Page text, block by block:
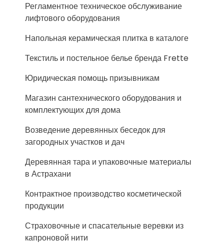
Регламентное техническое обслуживание
лифтового оборудования
Напольная керамическая плитка в каталоге
Текстиль и постельное белье бренда Frette
Юридическая помощь призывникам
Магазин сантехнического оборудования и
комплектующих для дома
Возведение деревянных беседок для
загородных участков и дач
Деревянная тара и упаковочные материалы
в Астрахани
Контрактное производство косметической
продукции
Страховочные и спасательные веревки из
капроновой нити